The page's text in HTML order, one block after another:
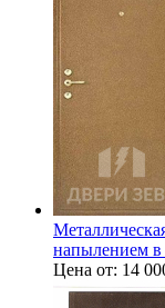
напылением в
Цена от: 14